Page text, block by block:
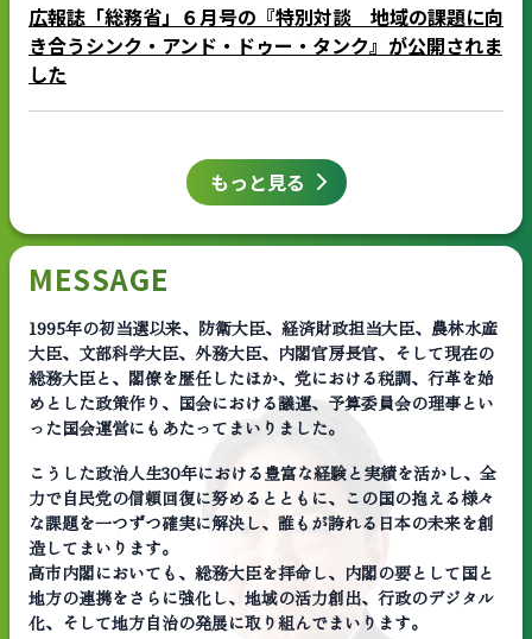
広報誌「総務省」６月号の『特別対談 地域の課題に向
き合うシンク・アンド・ドゥー・タンク』が公開されま
した
もっと見る
MESSAGE
1995年の初当選以来、防衛大臣、経済財政担当大臣、農林水産
大臣、文部科学大臣、外務大臣、内閣官房長官、そして現在の
総務大臣と、閣僚を歴任したほか、党における税調、行革を始
めとした政策作り、国会における議運、予算委員会の理事とい
った国会運営にもあたってまいりました。
こうした政治人生30年における豊富な経験と実績を活かし、全
力で自民党の信頼回復に努めるとともに、この国の抱える様々
な課題を一つずつ確実に解決し、誰もが誇れる日本の未来を創
造してまいります。
高市内閣においても、総務大臣を拝命し、内閣の要として国と
地方の連携をさらに強化し、地域の活力創出、行政のデジタル
化、そして地方自治の発展に取り組んでまいります。